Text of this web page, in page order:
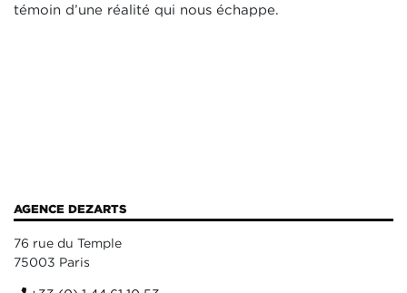
témoin d’une réalité qui nous échappe.
AGENCE DEZARTS
76 rue du Temple
75003 Paris